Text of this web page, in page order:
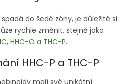
do šedé zóny, je důležité si
rychle změnit, stejně jako
HHC-O a THC-P.
HHC-P a THC-P